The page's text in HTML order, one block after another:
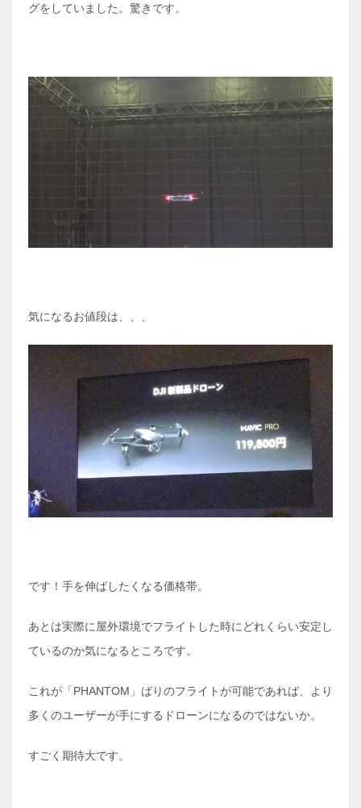
グをしていました。驚きです。
気になるお値段は、、、
です！手を伸ばしたくなる価格帯。
あとは実際に屋外環境でフライトした時にどれくらい安定し
ているのか気になるところです。
これが「PHANTOM」ばりのフライトが可能であれば、より
多くのユーザーが手にするドローンになるのではないか。
すごく期待大です。